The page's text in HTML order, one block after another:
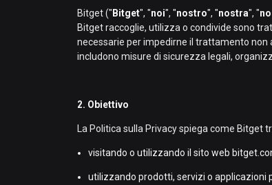
Bitget (" Bitget", "noi", "nostro", "nostra", "
Bitget raccoglie, utilizza o condivide sono
necessarie per impedirne il trattamento non
includono misure di sicurezza legali,
2. Obiettivo
La Politica sulla Privacy spiega come
visitando o utilizzando il sito web
utilizzando prodotti, servizi o applicazioni